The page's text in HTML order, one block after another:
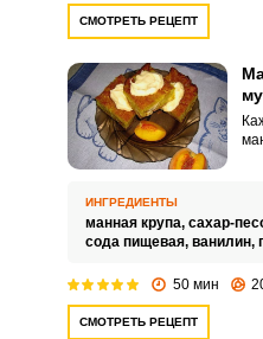
СМОТРЕТЬ РЕЦЕПТ
ИНГРЕДИЕНТЫ
манная крупа, сахар-
сода пищевая, ванилин,
50 мин
СМОТРЕТЬ РЕЦЕПТ